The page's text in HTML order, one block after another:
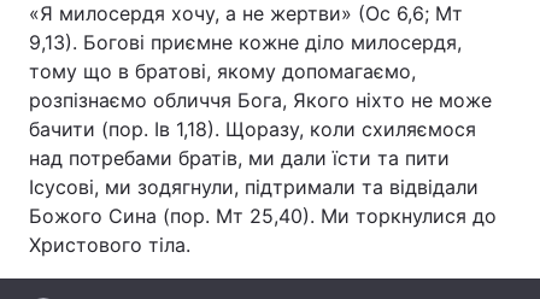
Інтерв'ю Думки
Архів Вакансії
Контакти
Послуги
«Я милосердя хочу, а не жертви» (Ос 6,6; Мт
9,13). Богові приємне кожне діло милосердя,
тому що в братові, якому допомагаємо,
розпізнаємо обличчя Бога, Якого ніхто не може
бачити (пор. Ів 1,18). Щоразу, коли схиляємося
над потребами братів, ми дали їсти та пити
Ісусові, ми зодягнули, підтримали та відвідали
Божого Сина (пор. Мт 25,40). Ми торкнулися до
Христового тіла.